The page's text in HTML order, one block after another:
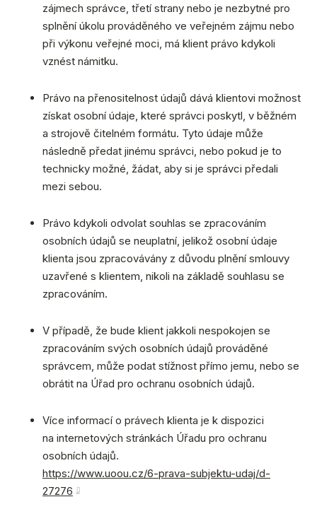
zájmech správce, třetí strany nebo je nezbytné pro
splnění úkolu prováděného ve veřejném zájmu nebo
při výkonu veřejné moci, má klient právo kdykoli
vznést námitku.
Právo na přenositelnost údajů dává klientovi možnost
získat osobní údaje, které správci poskytl, v běžném
a strojově čitelném formátu. Tyto údaje může
následně předat jinému správci, nebo pokud je to
technicky možné, žádat, aby si je správci předali
mezi sebou.
Právo kdykoli odvolat souhlas se zpracováním
osobních údajů se neuplatní, jelikož osobní údaje
klienta jsou zpracovávány z důvodu plnění smlouvy
uzavřené s klientem, nikoli na základě souhlasu se
zpracováním.
V případě, že bude klient jakkoli nespokojen se
zpracováním svých osobních údajů prováděné
správcem, může podat stížnost přímo jemu, nebo se
obrátit na Úřad pro ochranu osobních údajů.
Více informací o právech klienta je k dispozici
na internetových stránkách Úřadu pro ochranu
osobních údajů.
https://www.uoou.cz/6-prava-subjektu-udaj/d-
27276